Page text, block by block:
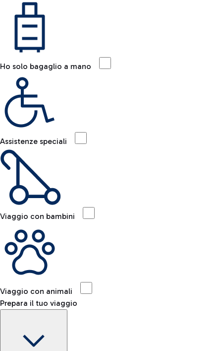
Ho solo bagaglio a mano
Assistenze speciali
Viaggio con bambini
Viaggio con animali
Prepara il tuo viaggio